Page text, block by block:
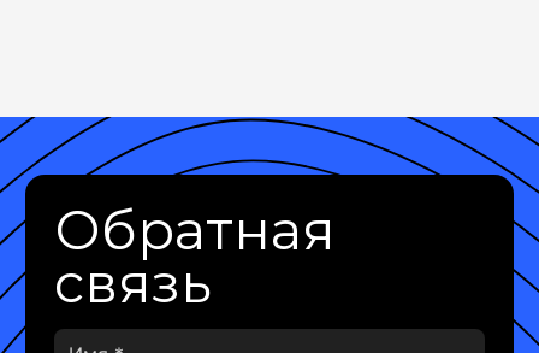
Обратная
связь